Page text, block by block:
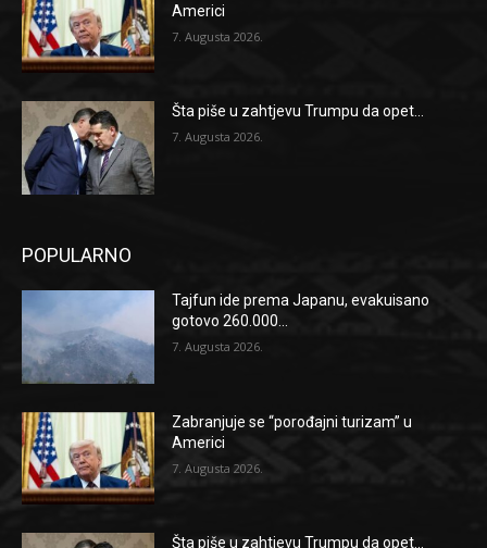
Americi
7. Augusta 2026.
Šta piše u zahtjevu Trumpu da opet...
7. Augusta 2026.
POPULARNO
Tajfun ide prema Japanu, evakuisano
gotovo 260.000...
7. Augusta 2026.
Zabranjuje se “porođajni turizam” u
Americi
7. Augusta 2026.
Šta piše u zahtjevu Trumpu da opet...